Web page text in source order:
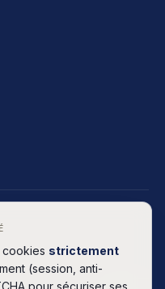
cookies strictement
(session, anti-
pour sécuriser ses